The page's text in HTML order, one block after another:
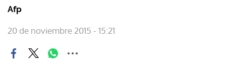
Afp
20 de noviembre 2015 - 15:21